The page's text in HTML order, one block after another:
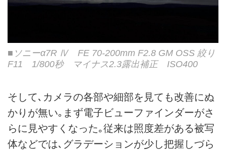
■ソニーα7R Ⅳ FE 70-200mm F2.8 GM OSS 絞り
F11 1/800秒 マイナス2.3露出補正 ISO400
そして､カメラの各部や細部を見ても改善にぬ
かりが無い｡まず電子ビューファインダーがさ
らに見やすくなった｡従来は照度差がある被写
体などでは､グラデーションが少し把握しづら